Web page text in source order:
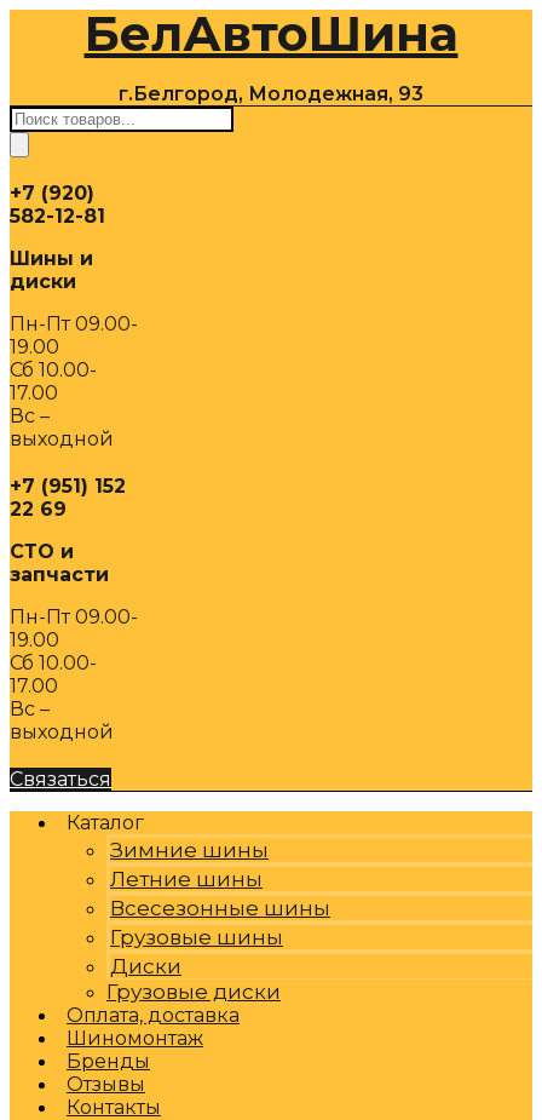
содержимомуБелАвтоШина
г.Белгород, Молодежная, 93
Поиск
товаров
+7 (920)
582-12-81
Шины и
диски
Пн-Пт 09.00-
19.00
Сб 10.00-
17.00
Вс –
выходной
+7 (951) 152
22 69
СТО и
запчасти
Пн-Пт 09.00-
19.00
Сб 10.00-
17.00
Вс –
выходной
Связаться
Каталог
Зимние шины
Летние шины
Всесезонные шины
Грузовые шины
Диски
Грузовые диски
Оплата, доставка
Шиномонтаж
Бренды
Отзывы
Контакты